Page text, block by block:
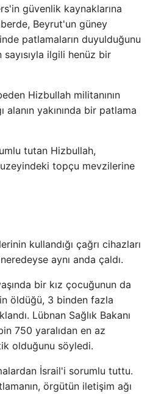
güvenlik kaynaklarına
Beyrut'un güney
patlamaların duyulduğunu
ilgili henüz bir
Hizbullah militanının
alanın yakınında bir patlama
tutan Hizbullah,
topçu mevzilerine
kullandığı çağrı cihazları
aynı anda çaldı.
bir kız çocuğunun da
öldüğü, 3 binden fazla
Lübnan Sağlık Bakanı
750 yaralıdan en az
olduğunu söyledi.
İsrail'i sorumlu tuttu.
örgütün iletişim ağı